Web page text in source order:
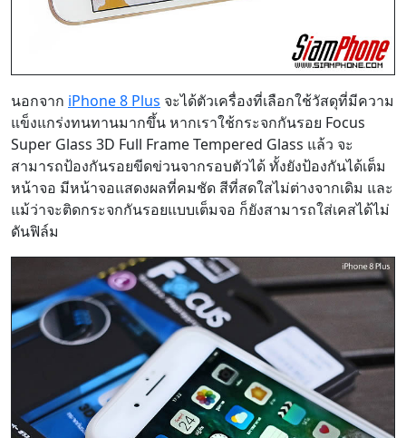
นอกจาก iPhone 8 Plus จะได้ตัวเครื่องที่เลือกใช้วัสดุที่มีความ
แข็งแกร่งทนทานมากขึ้น หากเราใช้กระจกกันรอย Focus
Super Glass 3D Full Frame Tempered Glass แล้ว จะ
สามารถป้องกันรอยขีดข่วนจากรอบตัวได้ ทั้งยังป้องกันได้เต็ม
หน้าจอ มีหน้าจอแสดงผลที่คมชัด สีที่สดใสไม่ต่างจากเดิม และ
แม้ว่าจะติดกระจกกันรอยแบบเต็มจอ ก็ยังสามารถใส่เคสได้ไม่
ดันฟิล์ม